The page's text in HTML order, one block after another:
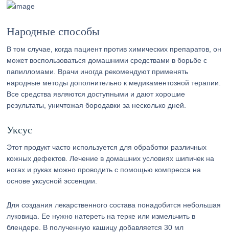
Народные способы
В том случае, когда пациент против химических препаратов, он
может воспользоваться домашними средствами в борьбе с
папилломами. Врачи иногда рекомендуют применять
народные методы дополнительно к медикаментозной терапии.
Все средства являются доступными и дают хорошие
результаты, уничтожая бородавки за несколько дней.
Уксус
Этот продукт часто используется для обработки различных
кожных дефектов. Лечение в домашних условиях шипичек на
ногах и руках можно проводить с помощью компресса на
основе уксусной эссенции.
Для создания лекарственного состава понадобится небольшая
луковица. Ее нужно натереть на терке или измельчить в
блендере. В полученную кашицу добавляется 30 мл